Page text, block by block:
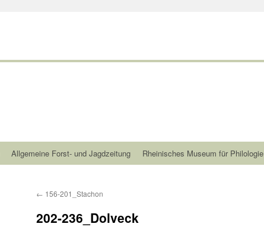
Allgemeine Forst- und Jagdzeitung Rheinisches Museum für Philologie
← 156-201_Stachon
202-236_Dolveck